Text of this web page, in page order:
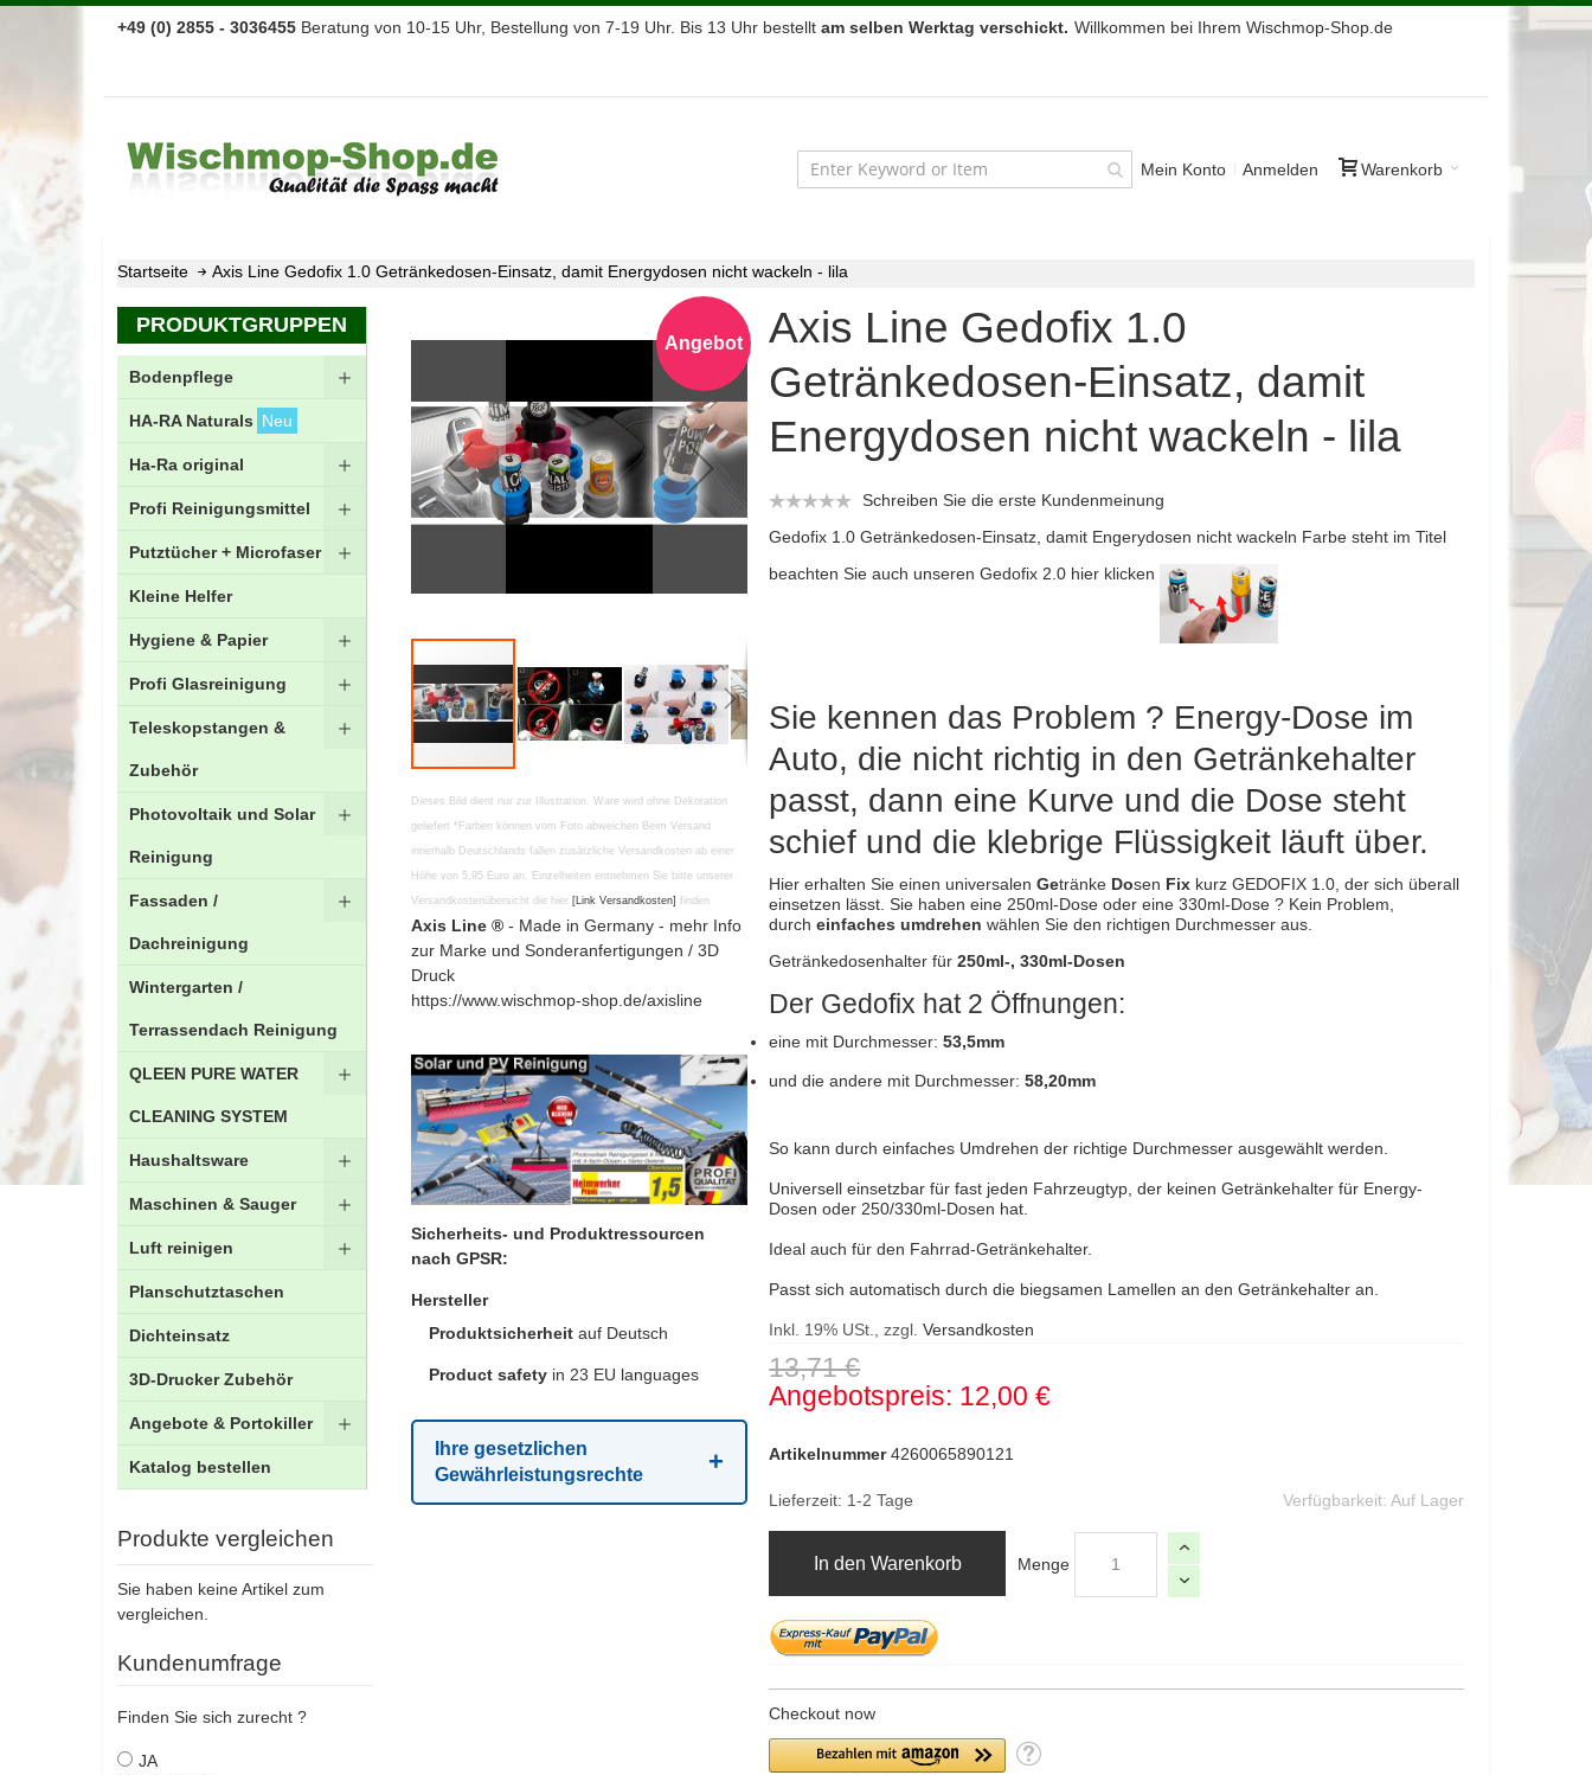
Willkommen bei Ihrem Wischmop-Shop.de
+49 (0) 2855 - 3036455 Beratung von 10-15 Uhr, Bestellung von 7-19 Uhr. Bis 13 Uhr bestellt am selben Werktag verschickt.
Mein Konto Anmelden Warenkorb
Startseite Axis Line Gedofix 1.0 Getränkedosen-Einsatz, damit Energydosen nicht wackeln - lila
springen
Zum
Anfang
der
Bildgalerie
springen
Angebot
Dieses Bild dient nur zur Illustration. Ware wird ohne Dekoration
geliefert *Farben können vom Foto abweichen Beim Versand
innerhalb Deutschlands fallen zusätzliche Versandkosten ab einer
Höhe von 5,95 Euro an. Einzelheiten entnehmen Sie bitte unserer
Versandkostenübersicht die hier [Link Versandkosten] finden
Axis Line ®- Made in Germany - mehr Info
zur Marke und Sonderanfertigungen / 3D
Druck
https://www.wischmop-shop.de/axisline
Sicherheits- und Produktressourcen
nach GPSR:
Hersteller
Produktsicherheitauf Deutsch
Product safetyin 23 EU languages
Ihre gesetzlichen
Gewährleistungsrechte
Axis Line Gedofix 1.0
Getränkedosen-Einsatz, damit
Energydosen nicht wackeln - lila
Schreiben Sie die erste Kundenmeinung
Gedofix 1.0 Getränkedosen-Einsatz, damit Engerydosen nicht wackeln Farbe steht im Titel
beachten Sie auch unserenGedofix 2.0 hier klicken
Sie kennen das Problem ? Energy-Dose im
Auto, die nicht richtig in den Getränkehalter
passt, dann eine Kurve und die Dose steht
schief und die klebrige Flüssigkeit läuft über.
Hier erhalten Sie einen universalenGetränke Dosen Fix kurz GEDOFIX 1.0, der sich überall
einsetzen lässt. Sie haben eine 250ml-Dose oder eine 330ml-Dose ? Kein Problem,
durcheinfaches umdrehen wählen Sie den richtigen Durchmesser aus.
Getränkedosenhalter für250ml-, 330ml-Dosen
Der Gedofix hat 2 Öffnungen:
eine mit Durchmesser:53,5mm
und die andere mit Durchmesser:58,20mm
So kann durch einfaches Umdrehen der richtige Durchmesser ausgewählt werden.
Universell einsetzbar für fast jeden Fahrzeugtyp, der keinen Getränkehalter für Energy-
Dosen oder 250/330ml-Dosen hat.
Ideal auch für den Fahrrad-Getränkehalter.
Passt sich automatisch durch die biegsamen Lamellen an den Getränkehalter an.
Inkl. 19% USt., zzgl. Versandkosten
13,71 €
Angebotspreis 12,00 €
Verfügbarkeit: Auf Lager
Artikelnummer 4260065890121
Lieferzeit: 1-2 Tage
Menge
In den Warenkorb
Checkout now
PRODUKTGRUPPEN
Bodenpflege
HA-RA Naturals Neu
Ha-Ra original
Profi Reinigungsmittel
Putztücher + Microfaser
Kleine Helfer
Hygiene & Papier
Profi Glasreinigung
Teleskopstangen &
Zubehör
Photovoltaik und Solar
Reinigung
Fassaden /
Dachreinigung
Wintergarten /
Terrassendach Reinigung
QLEEN PURE WATER
CLEANING SYSTEM
Haushaltsware
Maschinen & Sauger
Luft reinigen
Planschutztaschen
Dichteinsatz
3D-Drucker Zubehör
Angebote & Portokiller
Katalog bestellen
Produkte vergleichen
Sie haben keine Artikel zum
vergleichen.
Kundenumfrage
Finden Sie sich zurecht ?
JA